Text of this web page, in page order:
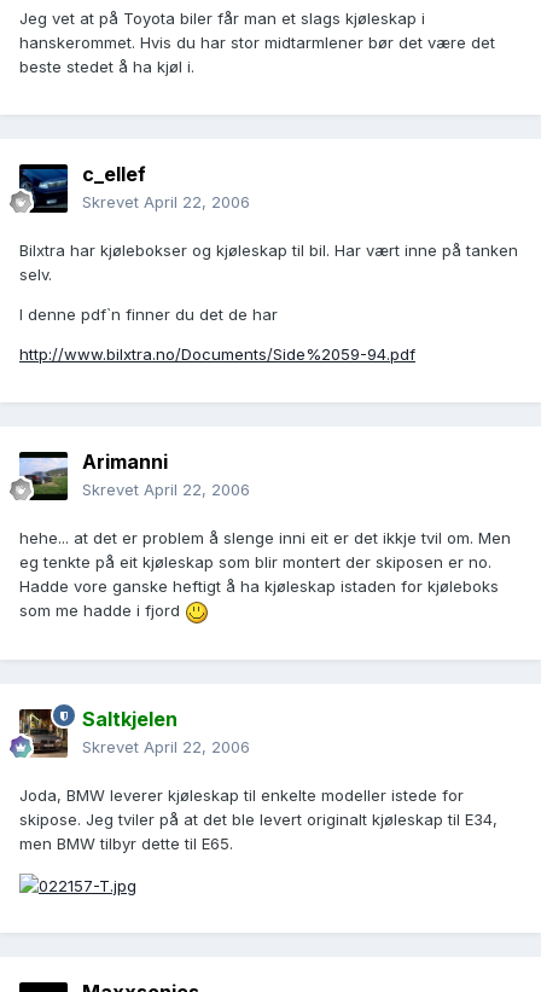
Jeg vet at på Toyota biler får man et slags kjøleskap i
hanskerommet. Hvis du har stor midtarmlener bør det være det
beste stedet å ha kjøl i.
c_ellef
Skrevet April 22, 2006
Bilxtra har kjølebokser og kjøleskap til bil. Har vært inne på tanken
selv.
I denne pdf`n finner du det de har
http://www.bilxtra.no/Documents/Side%2059-94.pdf
Arimanni
Skrevet April 22, 2006
hehe... at det er problem å slenge inni eit er det ikkje tvil om. Men
eg tenkte på eit kjøleskap som blir montert der skiposen er no.
Hadde vore ganske heftigt å ha kjøleskap istaden for kjøleboks
som me hadde i fjord
Saltkjelen
Skrevet April 22, 2006
Joda, BMW leverer kjøleskap til enkelte modeller istede for
skipose. Jeg tviler på at det ble levert originalt kjøleskap til E34,
men BMW tilbyr dette til E65.